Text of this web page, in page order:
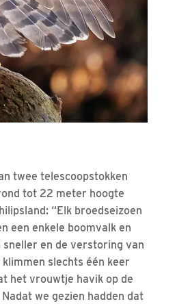
twee telescoopstokken
tot 22 meter hoogte
“Elk broedseizoen
een enkele boomvalk en
sneller en de verstoring van
slechts één keer
het vrouwtje havik op de
we gezien hadden dat